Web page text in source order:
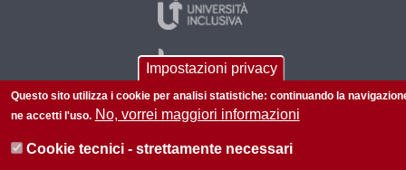
© 2026 Università di Padova - Tutti i diritti riservati
Impostazioni privacy
Questo sito utilizza i cookie per analisi statistiche: continuando la
ne accetti l'uso. No, vorrei maggiori informazioni
Cookie tecnici - strettamente necessari